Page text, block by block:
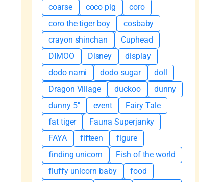
coarse
coco pig
coro
coro the tiger boy
cosbaby
crayon shinchan
Cuphead
DIMOO
Disney
display
dodo nami
dodo sugar
doll
Dragon Village
duckoo
dunny
dunny 5"
event
Fairy Tale
fat tiger
Fauna Superjanky
FAYA
fifteen
figure
finding unicorn
Fish of the world
fluffy unicorn baby
food